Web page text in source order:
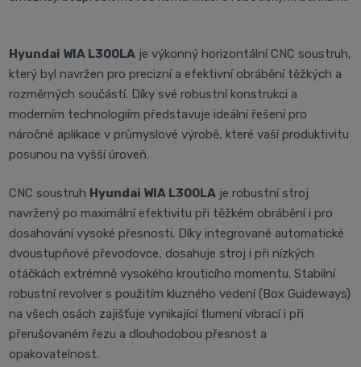
Hyundai WIA L300LA je výkonný horizontální CNC soustruh,
který byl navržen pro precizní a efektivní obrábění těžkých a
rozměrných součástí. Díky své robustní konstrukci a
moderním technologiím představuje ideální řešení pro
náročné aplikace v průmyslové výrobě, které vaší produktivitu
posunou na vyšší úroveň.
CNC soustruh Hyundai WIA L300LA je robustní stroj
navržený po maximální efektivitu při těžkém obrábění i pro
dosahování vysoké přesnosti. Díky integrované automatické
dvoustupňové převodovce, dosahuje stroj i při nízkých
otáčkách extrémně vysokého krouticího momentu. Stabilní
robustní revolver s použitím kluzného vedení (Box Guideways)
na všech osách zajišťuje vynikající tlumení vibrací i při
přerušovaném řezu a dlouhodobou přesnost a
opakovatelnost.